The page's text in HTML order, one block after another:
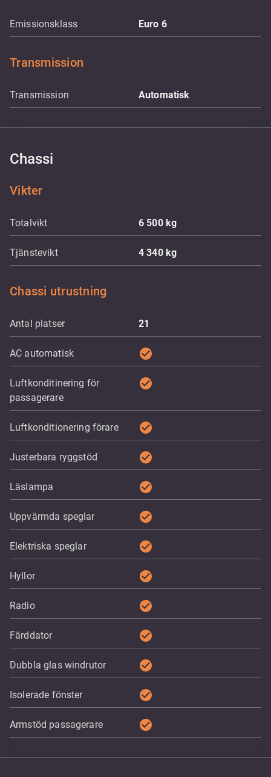
Emissionsklass Euro 6
Transmission
Transmission Automatisk
Chassi
Vikter
Totalvikt 6 500 kg
Tjänstevikt 4 340 kg
Chassi utrustning
Antal platser 21
AC automatisk check_circle
Luftkonditinering för
passagerare
check_circle
Luftkonditionering förare check_circle
Justerbara ryggstöd check_circle
Läslampa check_circle
Uppvärmda speglar check_circle
Elektriska speglar check_circle
Hyllor check_circle
Radio check_circle
Färddator check_circle
Dubbla glas windrutor check_circle
Isolerade fönster check_circle
Armstöd passagerare check_circle